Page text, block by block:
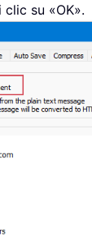
clic su «OK».